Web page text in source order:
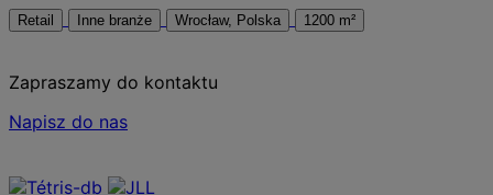
Retail Inne branże Wrocław, Polska 1200 m²
Zapraszamy do kontaktu
Napisz do nas